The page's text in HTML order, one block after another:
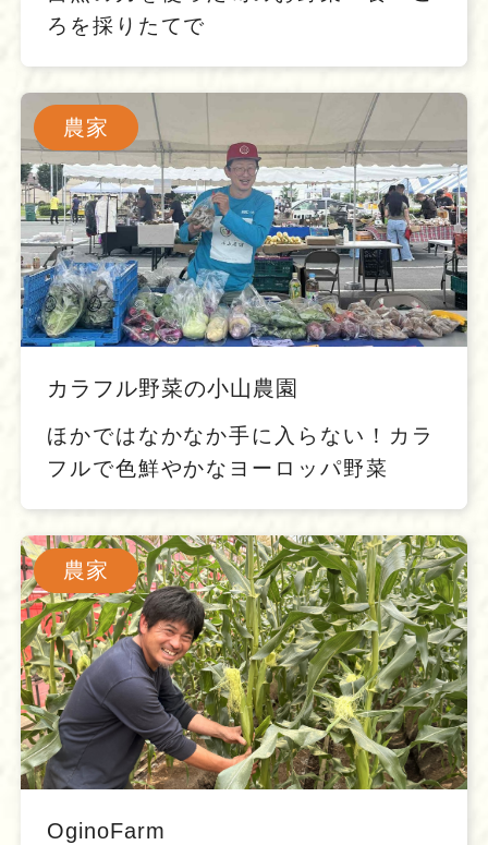
ろを採りたてで
農家
カラフル野菜の小山農園
ほかではなかなか手に入らない！カラ
フルで色鮮やかなヨーロッパ野菜
農家
OginoFarm